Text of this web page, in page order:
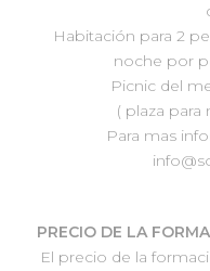
Habitación para 2
noche por
Picnic del
( plaza para
Para mas
PRECIO DE LA
El precio de la